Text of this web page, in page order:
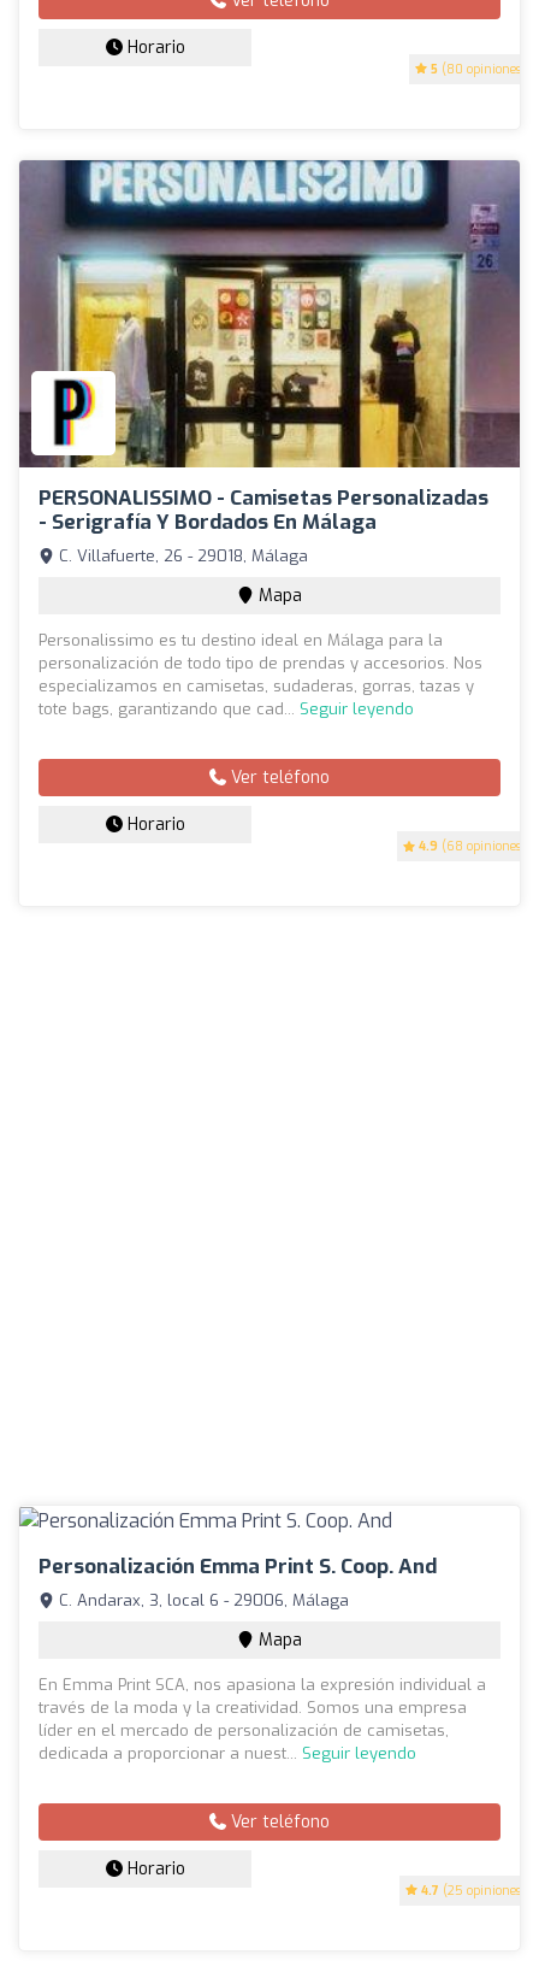
5 (80 opiniones)
Horario
PERSONALISSIMO - Camisetas Personalizadas
- Serigrafía Y Bordados En Málaga
4.9 (68 opiniones)
C. Villafuerte, 26 - 29018, Málaga
Mapa
Personalissimo es tu destino ideal en Málaga para la
personalización de todo tipo de prendas y accesorios. Nos
especializamos en camisetas, sudaderas, gorras, tazas y
tote bags, garantizando que cad... Seguir leyendo
Ver teléfono
Horario
Personalización Emma Print S. Coop. And
4.7 (25 opiniones)
C. Andarax, 3, local 6 - 29006, Málaga
Mapa
En Emma Print SCA, nos apasiona la expresión individual a
través de la moda y la creatividad. Somos una empresa
líder en el mercado de personalización de camisetas,
dedicada a proporcionar a nuest... Seguir leyendo
Ver teléfono
Horario